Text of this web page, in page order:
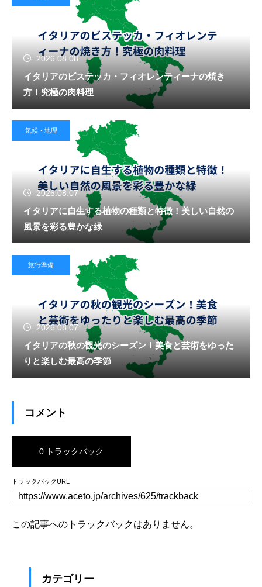
2026.08.08
イタリアのビステッカ・フィオレンティーナの焼き
方！究極の肉料理
気候・地理
2026.08.07
イタリアに自生する植物の種類と特徴！美しい自然の
風景を彩る豊かな緑
旅行準備
2026.08.07
イタリアの秋の観光のシーズン！美食と芸術をゆった
りと楽しむ最高の季節
コメント
0 トラックバック
トラックバックURL
この記事へのトラックバックはありません。
カテゴリー